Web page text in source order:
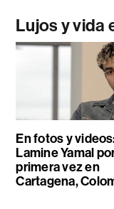
Lujos y vida
En fotos y
Lamine Yamal
primera vez en
Cartagena,